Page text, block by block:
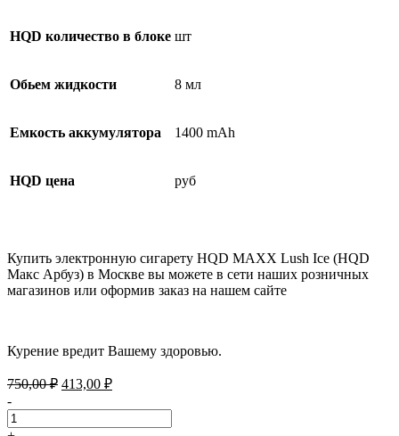
HQD количество в блоке шт
Обьем жидкости 8 мл
Емкость аккумулятора 1400 mAh
HQD цена руб
Купить электронную сигарету HQD MAXX Lush Ice (HQD
Макс Арбуз) в Москве вы можете в сети наших розничных
магазинов или оформив заказ на нашем сайте
Курение вредит Вашему здоровью.
750,00₽ Первоначальная
составляла
750,00 ₽.
413,00 ₽Текущая
413,00 ₽.
-